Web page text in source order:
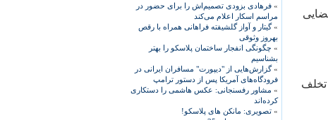
» فرهادی بزودی تصمیم‌اش را برای حضور در
مراسم اسکار اعلام می‌کند
»گیتار و آواز گلشیفته فراهانی همراه با رقص
بهروز وثوقی
» چگونگی انفجار ساختمان پلاسکو را بهتر
بشناسیم
»گزارش‌هایی از "دیپورت" مسافران ایرانی در
فرودگاه‌های آمریکا پس از دستور ترامپ
» مشاور رفسنجانی: عکس هاشمی را دستکاری
کرده‌اند
» تصویری: مانکن های پلاسکو!
تخلف